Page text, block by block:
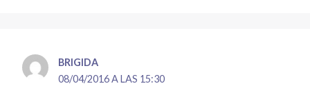
BRIGIDA
08/04/2016 A LAS 15:30